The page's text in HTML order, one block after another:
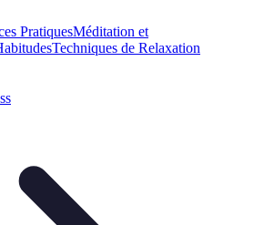
PratiquesMéditation et
Techniques de Relaxation